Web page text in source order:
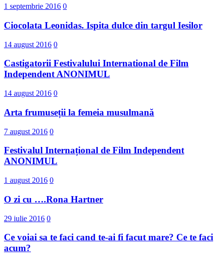
1 septembrie 2016 0
Ciocolata Leonidas. Ispita dulce din targul Iesilor
14 august 2016 0
Castigatorii Festivalului International d​e Film
Independent ANONIMUL
14 august 2016 0
Arta frumuseții la femeia musulmană
7 august 2016 0
Festivalul Internațional de Film Independent
ANONIMUL
1 august 2016 0
O zi cu ….Rona Hartner
29 iulie 2016 0
Ce voiai sa te faci cand te-ai fi facut mare? Ce te faci
acum?